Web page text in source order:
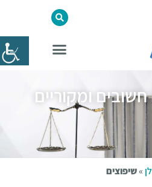
ומקוריים
»שיפוצים